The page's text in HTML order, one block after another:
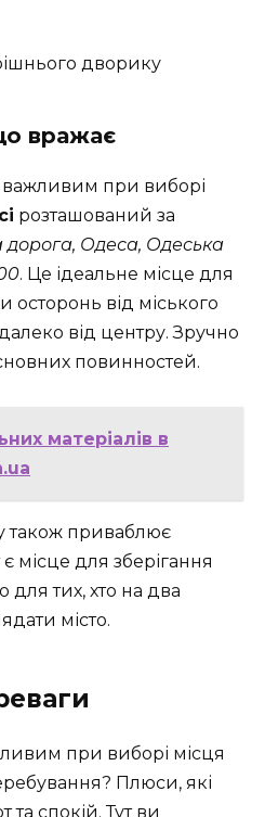
вражає
важливим при виборі
розташований за
дорога, Одеса, Одеська
. Це ідеальне місце для
осторонь від міського
від центру. Зручно
повинностей.
матеріалів в
також приваблює
місце для зберігання
для тих, хто на два
місто.
при виборі місця
Плюси, які
спокій. Тут ви